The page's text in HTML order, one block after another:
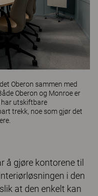
Oberon sammen med
Oberon og Monroe er
utskiftbare
trekk, noe som gjør det
å gjøre kontorene til
i den
at den enkelt kan